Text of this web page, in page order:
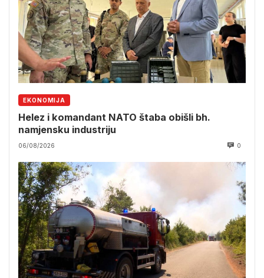
EKONOMIJA
Helez i komandant NATO štaba obišli bh.
namjensku industriju
06/08/2026 0